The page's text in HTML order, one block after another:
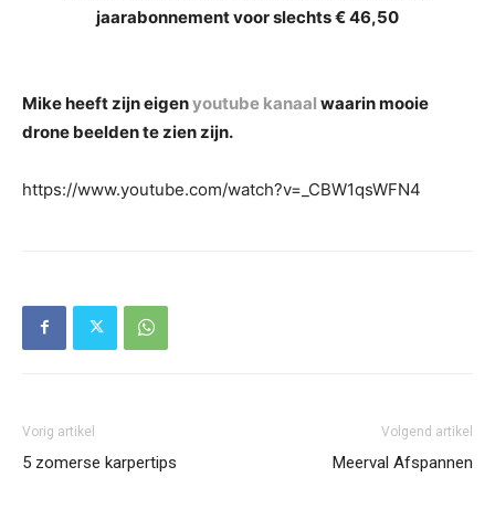
jaarabonnement voor slechts € 46,50
Mike heeft zijn eigenyoutube kanaal waarin mooie
drone beelden te zien zijn.
https://www.youtube.com/watch?v=_CBW1qsWFN4
Vorig artikel
5 zomerse karpertips
Volgend artikel
Meerval Afspannen